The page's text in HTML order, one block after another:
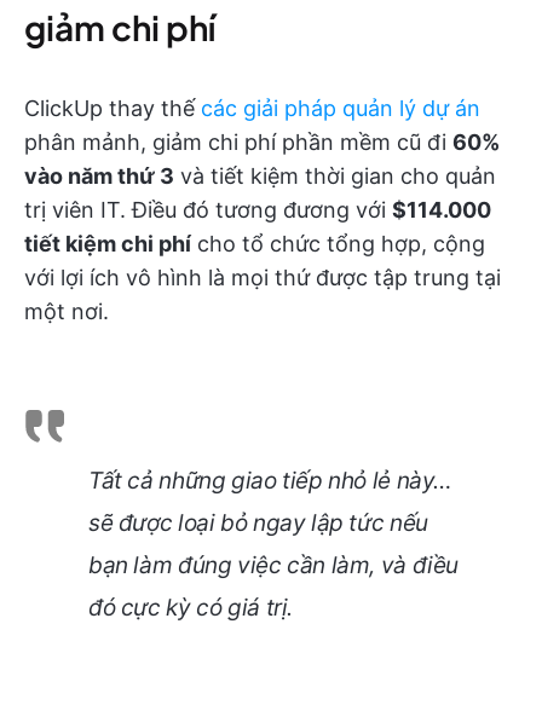
giảm chi phí
ClickUp thay thế các giải pháp quản lý dự án
phân mảnh, giảm chi phí phần mềm cũ đi 60%
vào năm thứ 3 và tiết kiệm thời gian cho quản
trị viên IT. Điều đó tương đương với $114.000
tiết kiệm chi phí cho tổ chức tổng hợp, cộng
với lợi ích vô hình là mọi thứ được tập trung tại
một nơi.
Tất cả những giao tiếp nhỏ lẻ này…
sẽ được loại bỏ ngay lập tức nếu
bạn làm đúng việc cần làm, và điều
đó cực kỳ có giá trị.